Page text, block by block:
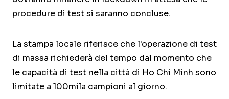
procedure di test si saranno concluse.
La stampa locale riferisce che l'operazione di test
di massa richiederà del tempo dal momento che
le capacità di test nella città di Ho Chi Minh sono
limitate a 100mila campioni al giorno.